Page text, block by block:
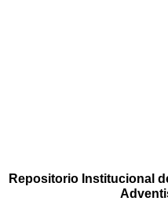
Repositorio Institucional